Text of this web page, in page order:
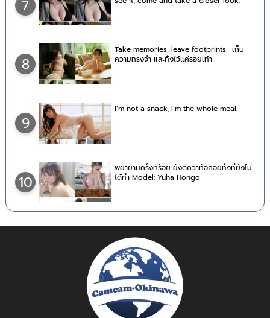
7
8
Take memories, leave footprints. เก็บ
ความทรงจำ และทิ้งไว้แค่รอยเท้า
9
I’m not a snack, I’m the whole meal.
10
พยายามครั้งที่ร้อย ยังดีกว่าท้อถอยทั้งที่ยังไม่
ได้ทำ Model: Yuha Hongo